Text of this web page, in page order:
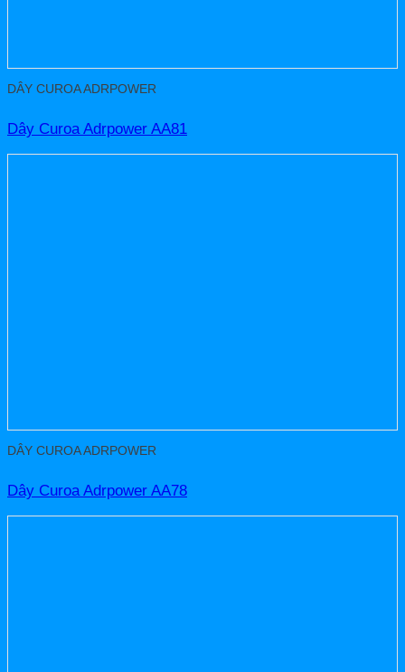
DÂY CUROA ADRPOWER
Dây Curoa Adrpower AA81
DÂY CUROA ADRPOWER
Dây Curoa Adrpower AA78